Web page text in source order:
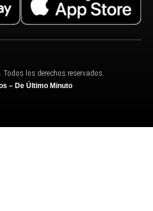
los derechos reservados.
– De Último Minuto